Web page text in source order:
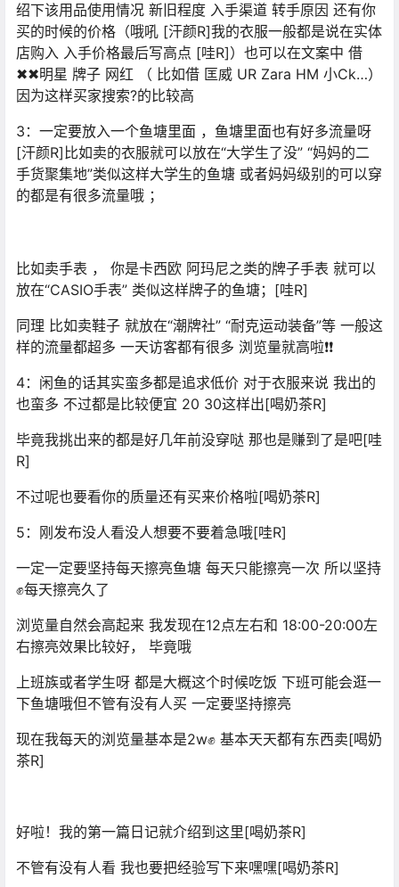
绍下该用品使用情况 新旧程度 入手渠道 转手原因 还有你
买的时候的价格（哦吼 [汗颜R]我的衣服一般都是说在实体
店购入 入手价格最后写高点 [哇R]）也可以在文案中 借
✖✖明星 牌子 网红 （ 比如借 匡威 UR Zara HM 小Ck…）
因为这样买家搜索?的比较高
3：一定要放入一个鱼塘里面 ，鱼塘里面也有好多流量呀
[汗颜R]比如卖的衣服就可以放在“大学生了没” “妈妈的二
手货聚集地”类似这样大学生的鱼塘 或者妈妈级别的可以穿
的都是有很多流量哦 ；
比如卖手表 ， 你是卡西欧 阿玛尼之类的牌子手表 就可以
放在“CASIO手表” 类似这样牌子的鱼塘；[哇R]
同理 比如卖鞋子 就放在“潮牌社” “耐克运动装备”等 一般这
样的流量都超多 一天访客都有很多 浏览量就高啦❗❗
4：闲鱼的话其实蛮多都是追求低价 对于衣服来说 我出的
也蛮多 不过都是比较便宜 20 30这样出[喝奶茶R]
毕竟我挑出来的都是好几年前没穿哒 那也是赚到了是吧[哇
R]
不过呢也要看你的质量还有买来价格啦[喝奶茶R]
5：刚发布没人看没人想要不要着急哦[哇R]
一定一定要坚持每天擦亮鱼塘 每天只能擦亮一次 所以坚持
✊每天擦亮久了
浏览量自然会高起来 我发现在12点左右和 18:00-20:00左
右擦亮效果比较好， 毕竟哦
上班族或者学生呀 都是大概这个时候吃饭 下班可能会逛一
下鱼塘哦但不管有没有人买 一定要坚持擦亮
现在我每天的浏览量基本是2w✊ 基本天天都有东西卖[喝奶
茶R]
好啦！我的第一篇日记就介绍到这里[喝奶茶R]
不管有没有人看 我也要把经验写下来嘿嘿[喝奶茶R]